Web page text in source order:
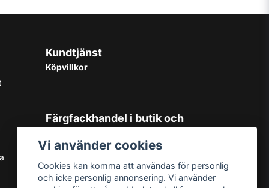
Kundtjänst
Köpvillkor
Färgfackhandel i butik och
Hos oss på Norrlandsfärg har det
sedan starten 1965 varit självklart
med god kundservice. Du kan känna
Vi använder cookies
Cookies kan komma att användas för personlig
och icke personlig annonsering. Vi använder